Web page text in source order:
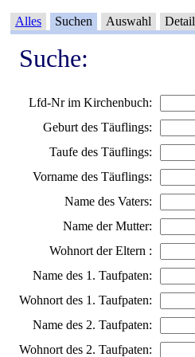
Alles Suchen Auswahl Detail
Suche:
Lfd-Nr im Kirchenbuch:
Geburt des Täuflings:
Taufe des Täuflings:
Vorname des Täuflings:
Name des Vaters:
Name der Mutter:
Wohnort der Eltern :
Name des 1. Taufpaten:
Wohnort des 1. Taufpaten:
Name des 2. Taufpaten:
Wohnort des 2. Taufpaten: